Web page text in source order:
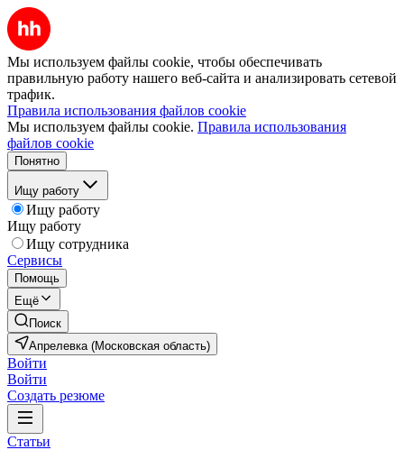
Мы используем файлы cookie, чтобы обеспечивать
правильную работу нашего веб-сайта и анализировать сетевой
трафик.
Правила использования файлов cookie
Мы используем файлы cookie. Правила использования
файлов cookie
Понятно
Ищу работу
Ищу работу
Ищу работу
Ищу сотрудника
Сервисы
Помощь
Ещё
Поиск
Апрелевка (Московская область)
Войти
Войти
Создать резюме
Статьи